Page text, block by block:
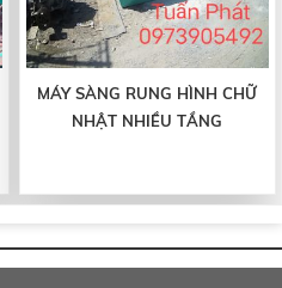
MÁY SÀNG RUNG HÌNH CHỮ
NHẬT NHIỀU TẦNG